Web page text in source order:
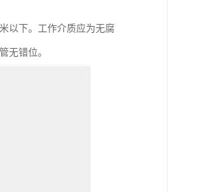
以下。工作介质应为无腐
无错位。